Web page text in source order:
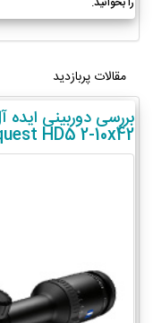
مقالات پربازدید
HD5 2-10x42